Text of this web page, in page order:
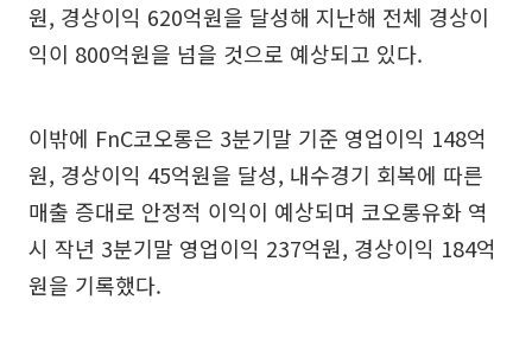
원, 경상이익 620억원을 달성해 지난해 전체 경상이
익이 800억원을 넘을 것으로 예상되고 있다.
이밖에 FnC코오롱은 3분기말 기준 영업이익 148억
원, 경상이익 45억원을 달성, 내수경기 회복에 따른
매출 증대로 안정적 이익이 예상되며 코오롱유화 역
시 작년 3분기말 영업이익 237억원, 경상이익 184억
원을 기록했다.